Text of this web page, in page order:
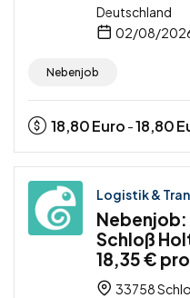
Deutschland
02/08/
Nebenjob
18,80Euro -18,80
Logistik &
Nebenjob:
Schloß
18,35 €
33758